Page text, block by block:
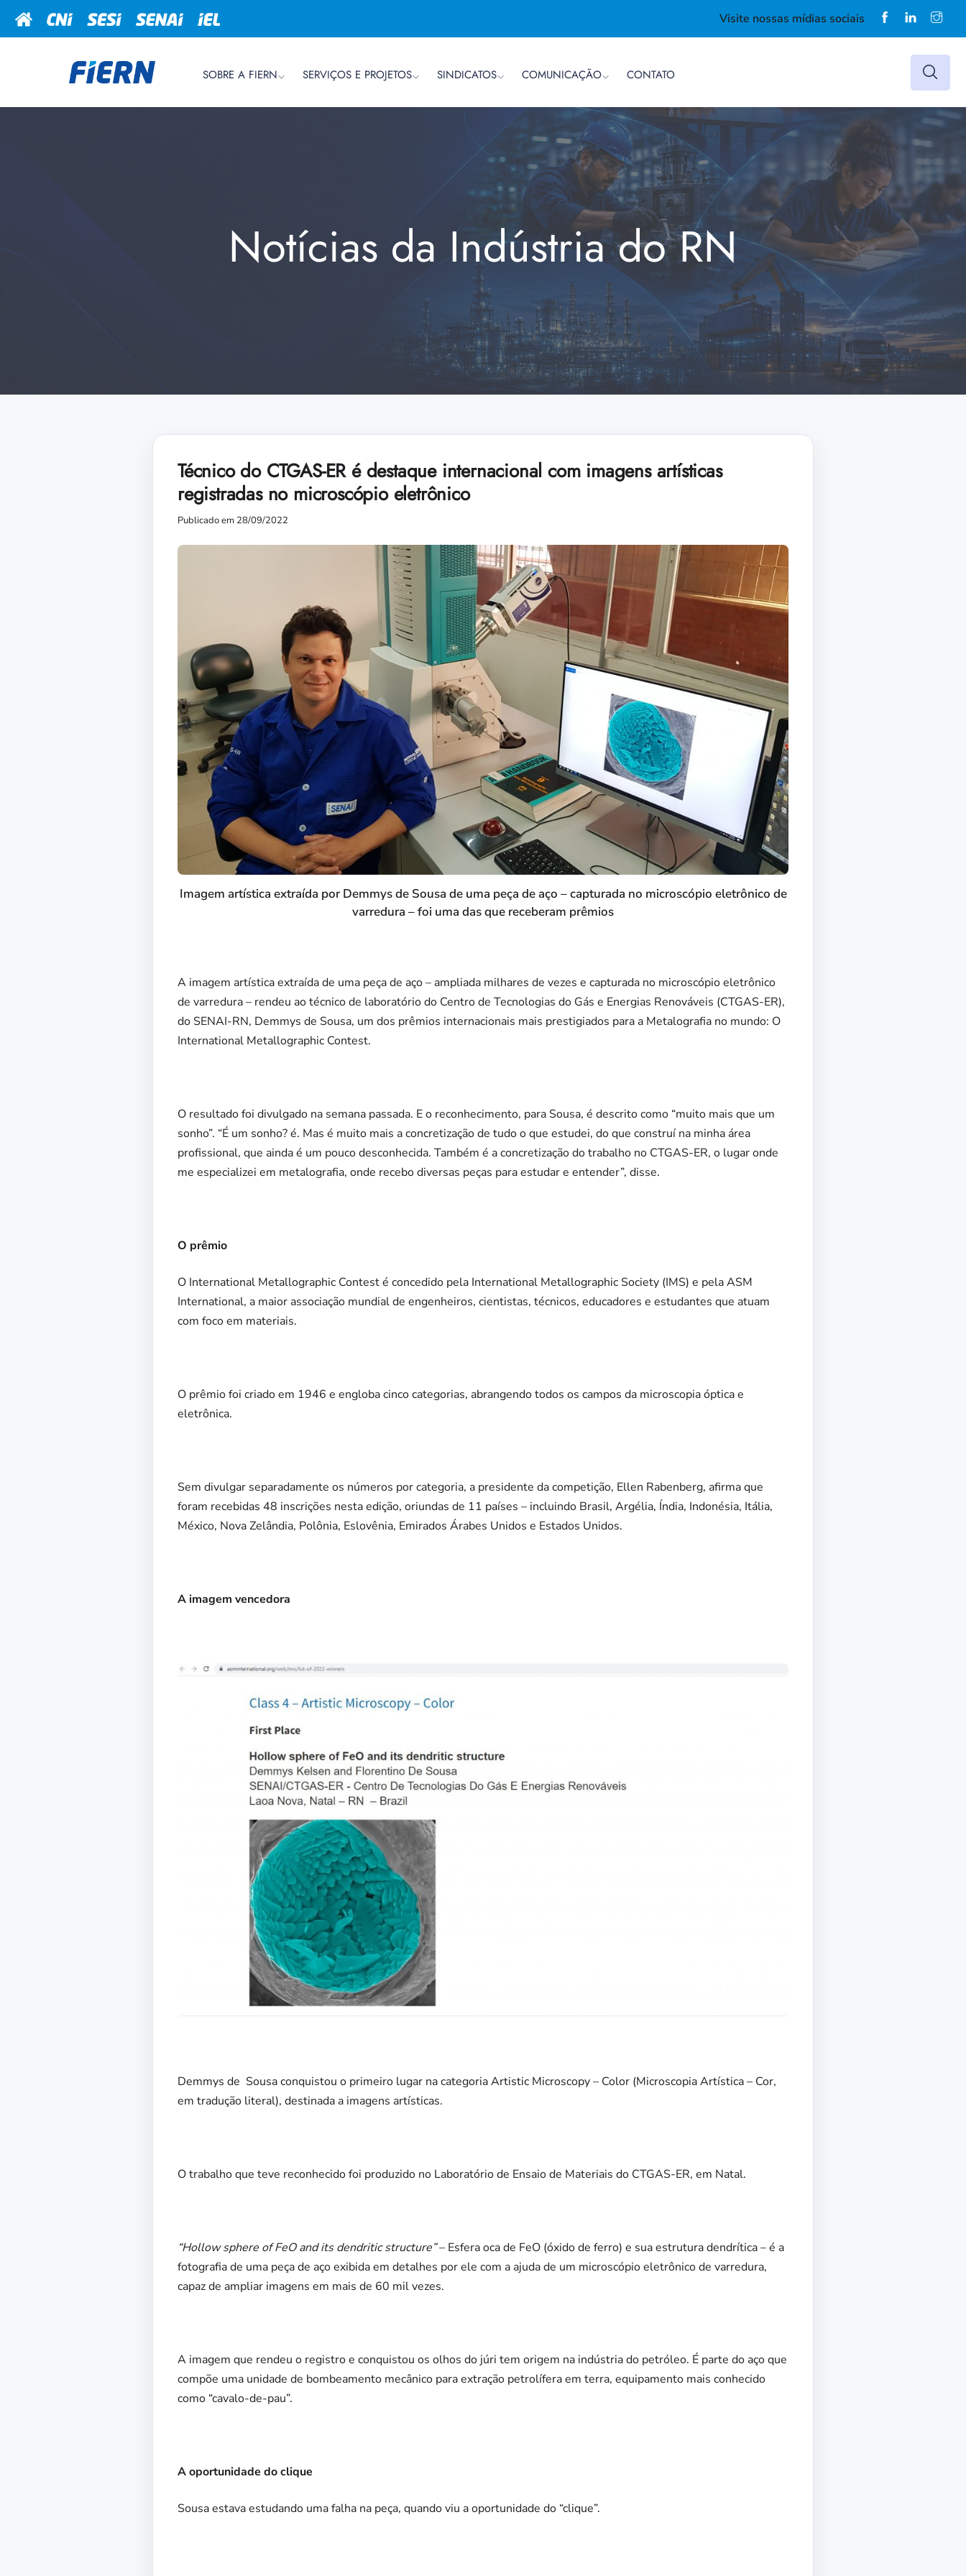
Visite nossas mídias sociais
SOBRE A FIERN SERVIÇOS E PROJETOS SINDICATOS COMUNICAÇÃO CONTATO
Notícias da Indústria do RN
Técnico do CTGAS-ER é destaque internacional com imagens artísticas
registradas no microscópio eletrônico
Publicado em 28/09/2022
Imagem artística extraída por Demmys de Sousa de uma peça de aço – capturada no microscópio eletrônico de
varredura – foi uma das que receberam prêmios
A imagem artística extraída de uma peça de aço – ampliada milhares de vezes e capturada no microscópio eletrônico
de varredura – rendeu ao técnico de laboratório do Centro de Tecnologias do Gás e Energias Renováveis (CTGAS-ER),
do SENAI-RN, Demmys de Sousa, um dos prêmios internacionais mais prestigiados para a Metalografia no mundo: O
International Metallographic Contest.
O resultado foi divulgado na semana passada. E o reconhecimento, para Sousa, é descrito como “muito mais que um
sonho”. “É um sonho? é. Mas é muito mais a concretização de tudo o que estudei, do que construí na minha área
profissional, que ainda é um pouco desconhecida. Também é a concretização do trabalho no CTGAS-ER, o lugar onde
me especializei em metalografia, onde recebo diversas peças para estudar e entender”, disse.
O prêmio
O International Metallographic Contest é concedido pela International Metallographic Society (IMS) e pela ASM
International, a maior associação mundial de engenheiros, cientistas, técnicos, educadores e estudantes que atuam
com foco em materiais.
O prêmio foi criado em 1946 e engloba cinco categorias, abrangendo todos os campos da microscopia óptica e
eletrônica.
Sem divulgar separadamente os números por categoria, a presidente da competição, Ellen Rabenberg, afirma que
foram recebidas 48 inscrições nesta edição, oriundas de 11 países – incluindo Brasil, Argélia, Índia, Indonésia, Itália,
México, Nova Zelândia, Polônia, Eslovênia, Emirados Árabes Unidos e Estados Unidos.
A imagem vencedora
Demmys de Sousa conquistou o primeiro lugar na categoria Artistic Microscopy – Color (Microscopia Artística – Cor,
em tradução literal), destinada a imagens artísticas.
O trabalho que teve reconhecido foi produzido no Laboratório de Ensaio de Materiais do CTGAS-ER, em Natal.
“Hollow sphere of FeO and its dendritic structure”– Esfera oca de FeO (óxido de ferro) e sua estrutura dendrítica – é a
fotografia de uma peça de aço exibida em detalhes por ele com a ajuda de um microscópio eletrônico de varredura,
capaz de ampliar imagens em mais de 60 mil vezes.
A imagem que rendeu o registro e conquistou os olhos do júri tem origem na indústria do petróleo. É parte do aço que
compõe uma unidade de bombeamento mecânico para extração petrolífera em terra, equipamento mais conhecido
como “cavalo-de-pau”.
A oportunidade do clique
Sousa estava estudando uma falha na peça, quando viu a oportunidade do “clique”.